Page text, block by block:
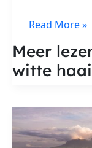
Duiken
witte
haaien
Afrika
Read More »
Meer
witte